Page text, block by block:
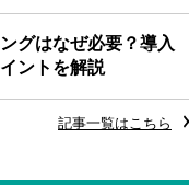
グはなぜ必要？導入
ントを解説
記事一覧はこちら